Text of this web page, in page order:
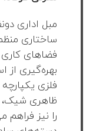
مبل اداری
ساختاری
فضاهای
بهره‌گیری
فلزی یکپارچه
ظاهری شیک،
را نیز فراهم